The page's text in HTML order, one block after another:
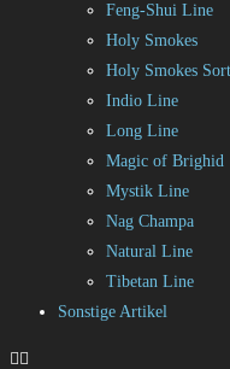
Feng-Shui Line
Holy Smokes
Holy Smokes
Indio Line
Long Line
Magic of Brighid
Mystik Line
Nag Champa
Natural Line
Tibetan Line
Sonstige Artikel